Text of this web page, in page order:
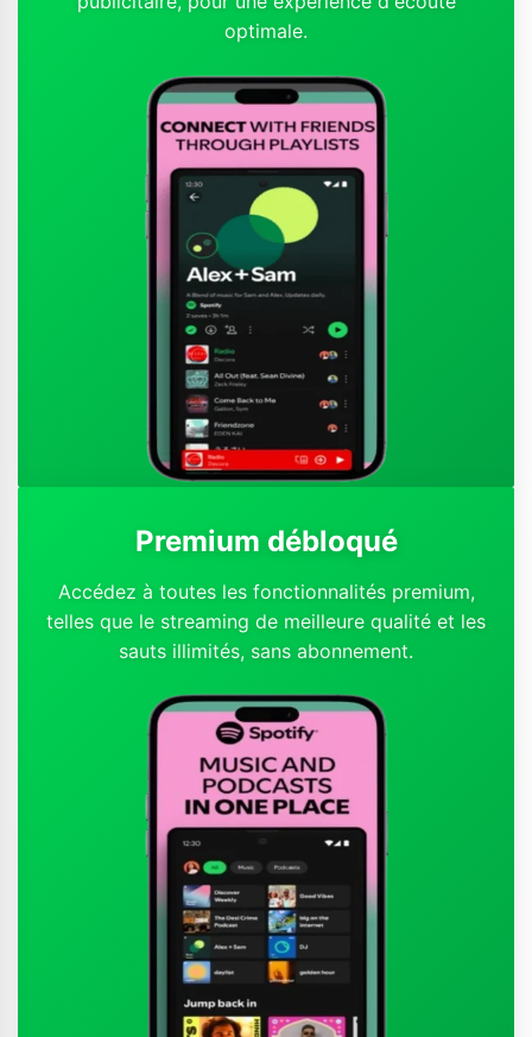
optimale.
Premium débloqué
Accédez à toutes les fonctionnalités premium,
telles que le streaming de meilleure qualité et les
sauts illimités, sans abonnement.